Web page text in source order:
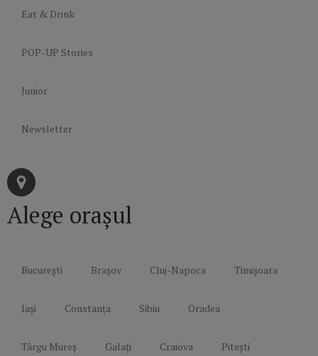
Eat & Drink
POP-UP Stories
Junior
Newsletter
Alege orașul
București Brașov Cluj-Napoca Timișoara
Iași Constanța Sibiu Oradea
Târgu Mureș Galați Craiova Pitești